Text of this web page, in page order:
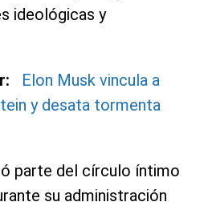
ideológicas y
Elon Musk vincula a
y desata tormenta
parte del círculo íntimo
su administración